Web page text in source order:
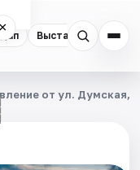
Выставки
×
☾
от ул. Думская,